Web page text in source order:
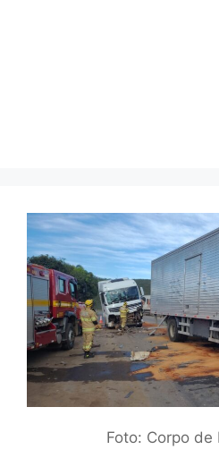
Foto: Corpo de